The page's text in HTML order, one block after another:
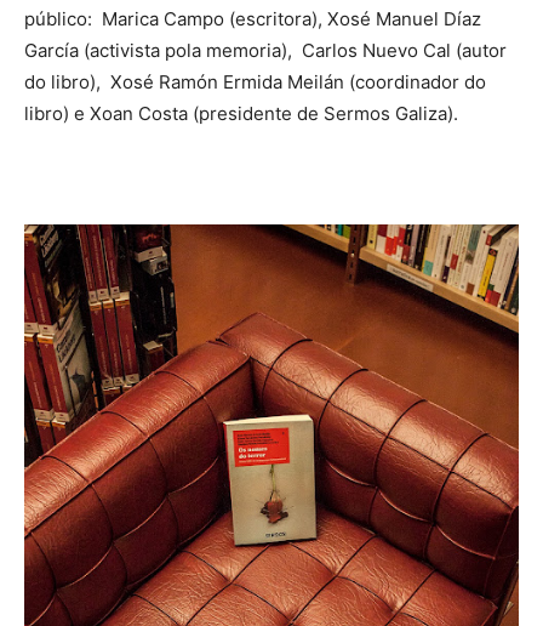
público: Marica Campo (escritora), Xosé Manuel Díaz
García (activista pola memoria), Carlos Nuevo Cal (autor
do libro), Xosé Ramón Ermida Meilán (coordinador do
libro) e Xoan Costa (presidente de Sermos Galiza).